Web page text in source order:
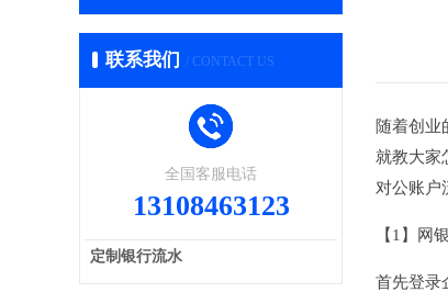
联系我们 / CONTACT US
全国客服电话
13108463123
定制银行流水
随着创业
就教大家
对公账
【1】
首先登录